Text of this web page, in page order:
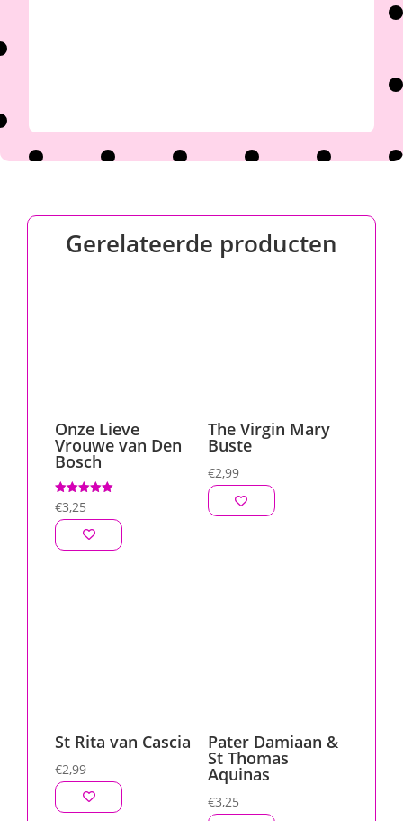
Gerelateerde producten
Onze Lieve
Vrouwe van Den
Bosch
Gewaardeerd
5.00
uit 5
€3,25
The Virgin Mary
Buste
€2,99
St Rita van Cascia
€2,99
Pater Damiaan &
St Thomas
Aquinas
€3,25